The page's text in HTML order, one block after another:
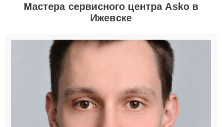
Мастера сервисного центра Asko в
Ижевске